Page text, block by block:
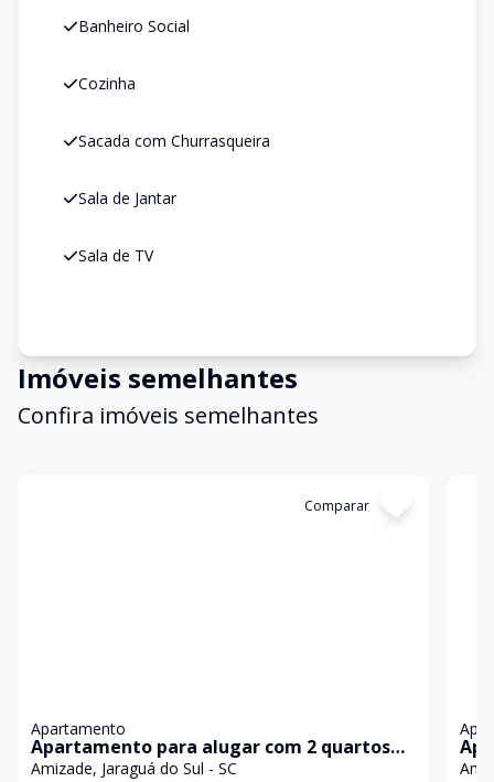
Banheiro Social
Cozinha
Sacada com Churrasqueira
Sala de Jantar
Sala de TV
Imóveis semelhantes
Confira imóveis semelhantes
Comparar
Apartamento
Apartamento para alugar com 2 quartos
no bairro Amizade em Jaraguá do Sul
Amizade, Jaraguá do Sul - SC
no